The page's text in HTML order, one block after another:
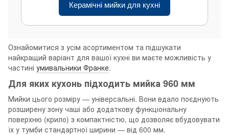
Керамічні мийки для кухні
Ознайомитися з усім асортиментом та підшукати
найкращий варіант для вашої кухні ви маєте можливість у
частині умивальники Франке.
Для яких кухонь підходить мийка 960 мм
Мийки цього розміру — універсальні. Вони вдало поєднують
розширену зону чаші або додаткову функціональну
поверхню (крило) з компактністю, що дозволяє вбудовувати
їх у тумби стандартної ширини — від 600 мм.